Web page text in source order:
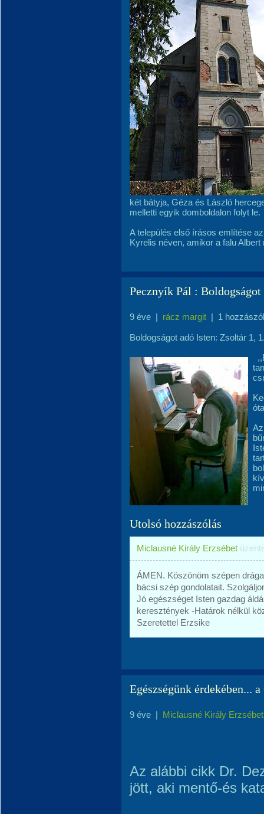
két bátyja, Géza és László
melletti egyik domboldalon folyt le.
A település első írásos említése
Kyrelis néven, amikor a falu
Pecznyík Pál : Boldogságot
9 éve | rácz margit | 1
Boldogságot adó Isten: Zsoltár 1,
Utolsó hozzászólás
Miclausné Király Erzsébet
ÁMEN. Köszönöm szépen
bácsi szép gondolatait.
Jó egészséget Isten gazdag
keresztények -Határok nélkül
Szeretettel Erzsike
Egészségünk érdekében...
9 éve | Miclausné Király Erzsébet
Az alábbi cikk Dr.
jött, aki mentő-és